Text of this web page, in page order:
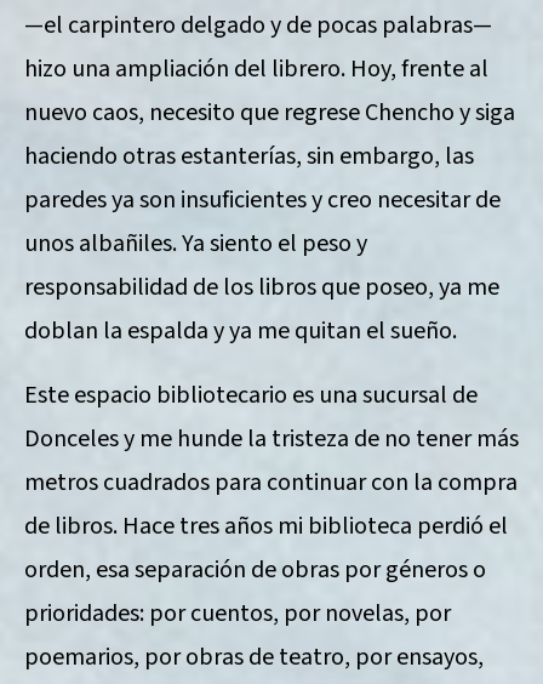
—el carpintero delgado y de pocas palabras—
hizo una ampliación del librero. Hoy, frente al
nuevo caos, necesito que regrese Chencho y siga
haciendo otras estanterías, sin embargo, las
paredes ya son insuficientes y creo necesitar de
unos albañiles. Ya siento el peso y
responsabilidad de los libros que poseo, ya me
doblan la espalda y ya me quitan el sueño.
Este espacio bibliotecario es una sucursal de
Donceles y me hunde la tristeza de no tener más
metros cuadrados para continuar con la compra
de libros. Hace tres años mi biblioteca perdió el
orden, esa separación de obras por géneros o
prioridades: por cuentos, por novelas, por
poemarios, por obras de teatro, por ensayos,